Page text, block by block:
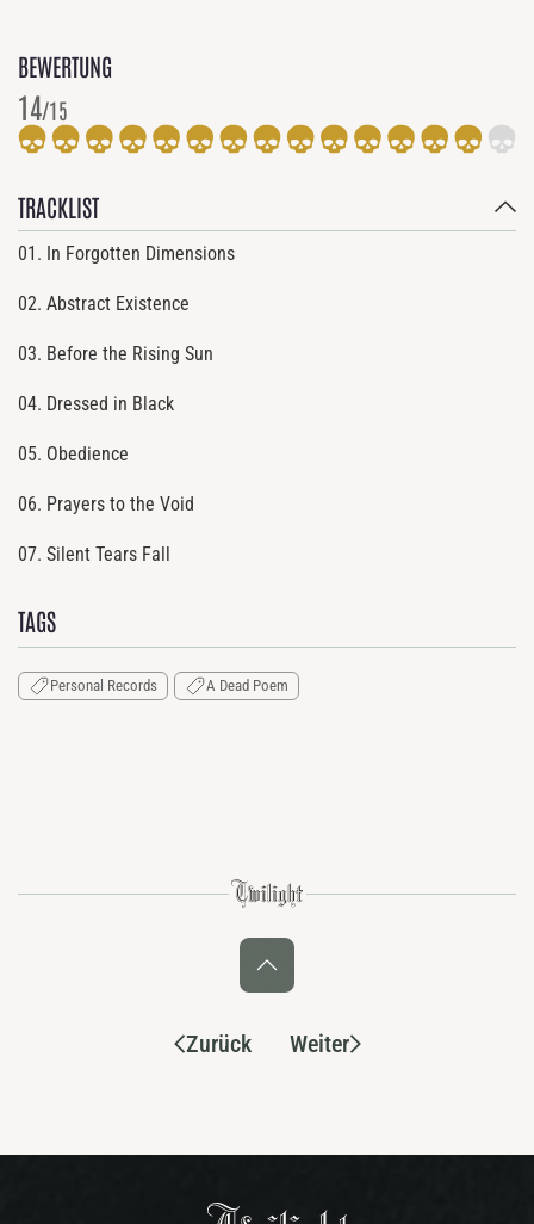
BEWERTUNG
14/15
TRACKLIST
01. In Forgotten Dimensions
02. Abstract Existence
03. Before the Rising Sun
04. Dressed in Black
05. Obedience
06. Prayers to the Void
07. Silent Tears Fall
TAGS
Personal Records A Dead Poem
Zurück Weiter